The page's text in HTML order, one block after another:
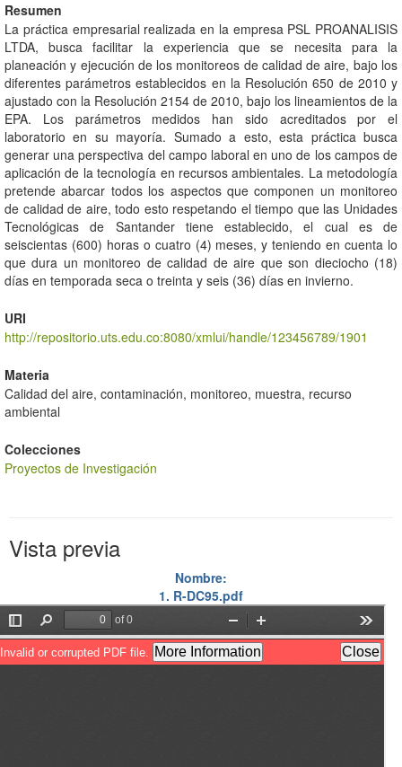
Resumen
La práctica empresarial realizada en la empresa PSL PROANALISIS
LTDA, busca facilitar la experiencia que se necesita para la
planeación y ejecución de los monitoreos de calidad de aire, bajo los
diferentes parámetros establecidos en la Resolución 650 de 2010 y
ajustado con la Resolución 2154 de 2010, bajo los lineamientos de la
EPA. Los parámetros medidos han sido acreditados por el
laboratorio en su mayoría. Sumado a esto, esta práctica busca
generar una perspectiva del campo laboral en uno de los campos de
aplicación de la tecnología en recursos ambientales. La metodología
pretende abarcar todos los aspectos que componen un monitoreo
de calidad de aire, todo esto respetando el tiempo que las Unidades
Tecnológicas de Santander tiene establecido, el cual es de
seiscientas (600) horas o cuatro (4) meses, y teniendo en cuenta lo
que dura un monitoreo de calidad de aire que son dieciocho (18)
días en temporada seca o treinta y seis (36) días en invierno.
URI
http://repositorio.uts.edu.co:8080/xmlui/handle/123456789/1901
Materia
Calidad del aire, contaminación, monitoreo, muestra, recurso
ambiental
Colecciones
Proyectos de Investigación
Vista previa
Nombre:
1. R-DC95.pdf